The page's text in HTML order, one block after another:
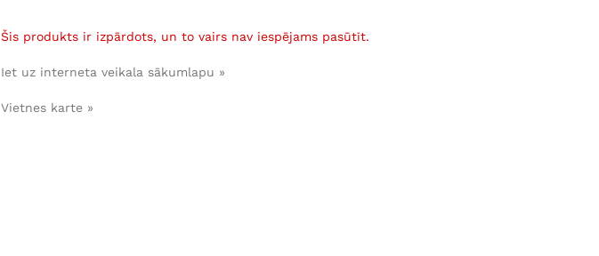
Šis produkts ir izpārdots, un to vairs nav iespējams pasūtīt.
Iet uz interneta veikala sākumlapu »
Vietnes karte »